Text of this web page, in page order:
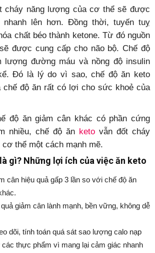
cháy năng lượng của cơ thể sẽ được
lên hơn. Đồng thời, tuyến tuỵ
chất béo thành ketone. Từ đó nguồn
được cung cấp cho não bộ. Chế độ
lượng đường máu và nồng độ insulin
Đó là lý do vì sao, chế độ ăn keto
chế độ ăn rất có lợi cho sức khoẻ của
độ ăn giảm cân khác có phần cứng
nhiều, chế độ ăn keto vẫn đốt cháy
thể một cách mạnh mẽ.
gì? Những lợi ích của việc ăn keto
cân hiệu quả gấp 3 lần so với chế độ ăn
giảm cân lành mạnh, bền vững, không dễ
dõi, tính toán quá sát sao lượng calo nạp
thực phẩm vì mang lại cảm giác nhanh